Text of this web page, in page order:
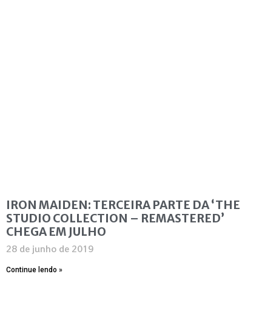
IRON MAIDEN: TERCEIRA PARTE DA ‘THE
STUDIO COLLECTION – REMASTERED’
CHEGA EM JULHO
28 de junho de 2019
Continue lendo »